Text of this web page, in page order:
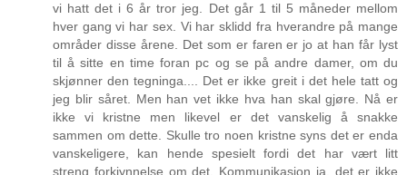
vi hatt det i 6 år tror jeg. Det går 1 til 5 måneder mellom
hver gang vi har sex. Vi har sklidd fra hverandre på mange
områder disse årene. Det som er faren er jo at han får lyst
til å sitte en time foran pc og se på andre damer, om du
skjønner den tegninga.... Det er ikke greit i det hele tatt og
jeg blir såret. Men han vet ikke hva han skal gjøre. Nå er
ikke vi kristne men likevel er det vanskelig å snakke
sammen om dette. Skulle tro noen kristne syns det er enda
vanskeligere, kan hende spesielt fordi det har vært litt
streng forkjynnelse om det. Kommunikasjon ja, det er ikke